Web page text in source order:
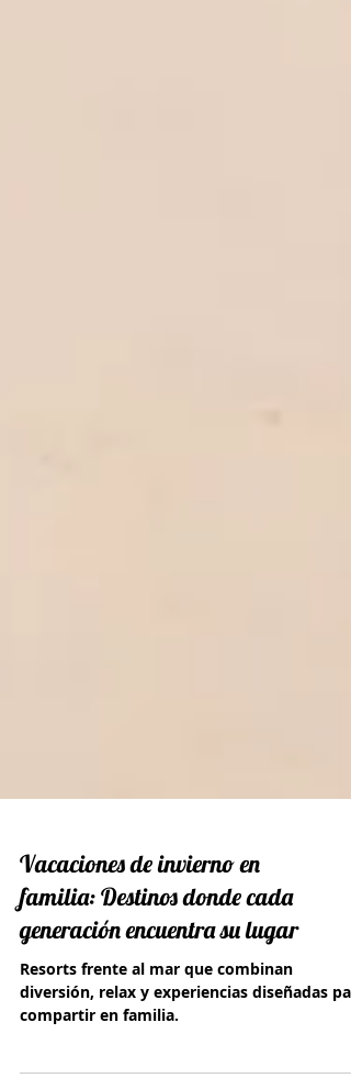
Vacaciones de invierno en
familia: Destinos donde cada
generación encuentra su lugar
Resorts frente al mar que combinan